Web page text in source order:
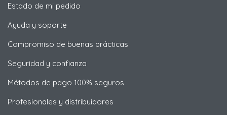
Estado de mi pedido
Ayuda y soporte
Compromiso de buenas prácticas
Seguridad y confianza
Métodos de pago 100% seguros
Profesionales y distribuidores